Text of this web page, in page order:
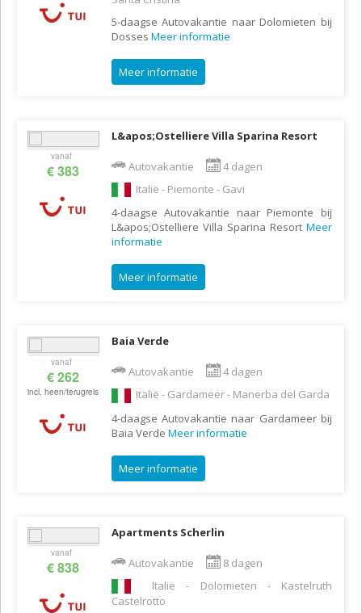
5-daagse Autovakantie naar Dolomieten bij
Dosses Meer informatie
Meer informatie
vanaf
€ 383
L&apos;Ostelliere Villa Sparina Resort
Autovakantie
4 dagen
Italië - Piemonte - Gavi
4-daagse Autovakantie naar Piemonte bij
L&apos;Ostelliere Villa Sparina Resort Meer
informatie
Meer informatie
vanaf
€ 262
incl. heen/terugreis
Baia Verde
Autovakantie
4 dagen
Italië - Gardameer - Manerba del Garda
4-daagse Autovakantie naar Gardameer bij
Baia Verde Meer informatie
Meer informatie
vanaf
€ 838
Apartments Scherlin
Autovakantie
8 dagen
Italië - Dolomieten - Kastelruth
Castelrotto